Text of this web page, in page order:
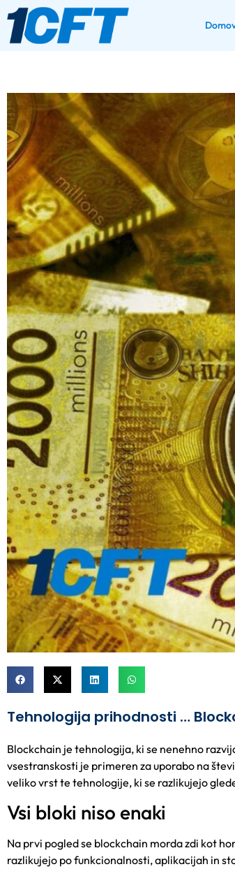
Tehnologija prihodnosti …
Blockchain je tehnologija, ki se nenehno
vsestranskosti je primeren za uporabo na
veliko vrst te tehnologije, ki se razlikujejo
Vsi bloki niso enaki
Na prvi pogled se blockchain morda zdi kot
razlikujejo po funkcionalnosti, aplikacijah in